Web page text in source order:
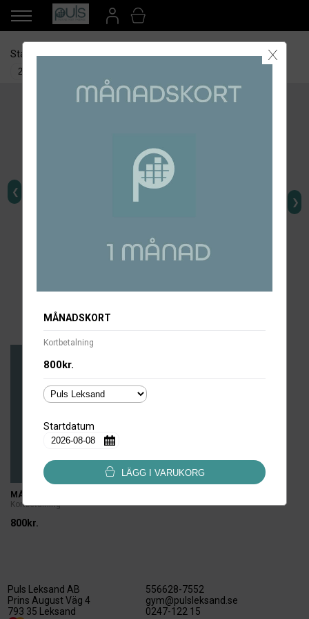
Startdatum Anläggning Betalsätt
❮
❯
MÅNADSKORT
Kortbetalning
800kr.
X
MÅNADSKORT
Kortbetalning
800kr.
Startdatum
LÄGG I VARUKORG
Puls Leksand AB
Prins August Väg 4
793 35 Leksand
556628-7552
gym@pulsleksand.se
0247-122 15